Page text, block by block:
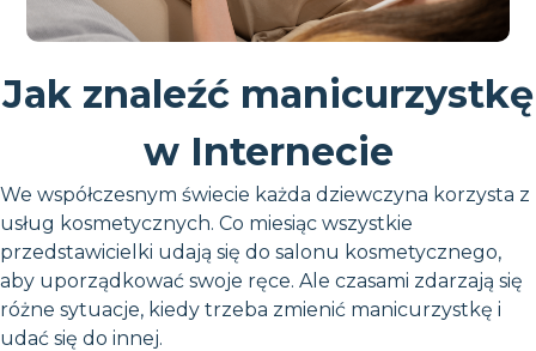
Jak znaleźć manicurzystkę
w Internecie
We współczesnym świecie każda dziewczyna korzysta z
usług kosmetycznych. Co miesiąc wszystkie
przedstawicielki udają się do salonu kosmetycznego,
aby uporządkować swoje ręce. Ale czasami zdarzają się
różne sytuacje, kiedy trzeba zmienić manicurzystkę i
udać się do innej.